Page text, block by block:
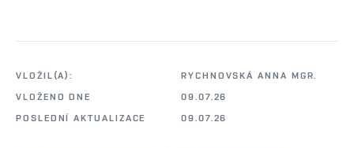
VLOŽIL(A):
RYCHNOVSKÁ ANNA MGR.
VLOŽENO DNE
09.07.26
POSLEDNÍ AKTUALIZACE
09.07.26